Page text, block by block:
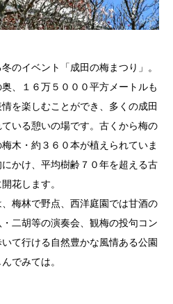
のイベント「成田の梅まつり」。
、１６万５０００平方メートルも
を楽しむことができ、多くの成田
いる憩いの場です。古くから梅の
木・約３６０本が植えられていま
かけ、平均樹齢７０年を超える古
花します。
梅林で野点、西洋庭園では甘酒の
二胡等の演奏会、観梅の投句コン
て行ける自然豊かな風情ある公園
でみては。